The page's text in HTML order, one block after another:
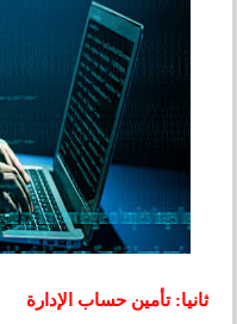
ثانيا: تأمين حساب الإدارة